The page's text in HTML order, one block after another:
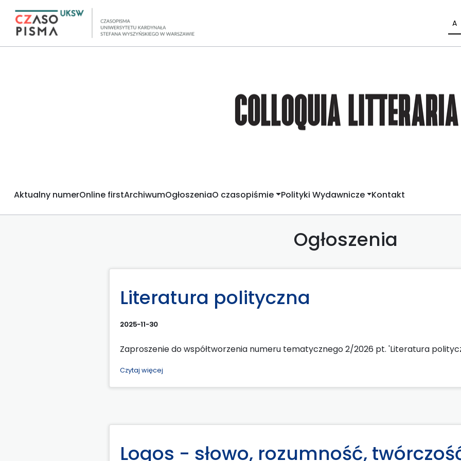
A
Aktualny numerOnline firstArchiwumOgłoszeniaO czasopiśmie Polityki Wydawnicze Kontakt
Ogłoszenia
Literatura polityczna
2025-11-30
Zaproszenie do współtworzenia numeru tematycznego 2/2026 pt. 'Literatura
Czytaj więcej
Logos - słowo, rozumność,